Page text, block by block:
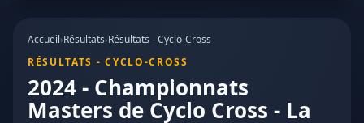
Accueil›Résultats›Résultats - Cyclo-Cross
RÉSULTATS - CYCLO-CROSS
2024 - Championnats
Masters de Cyclo Cross - La